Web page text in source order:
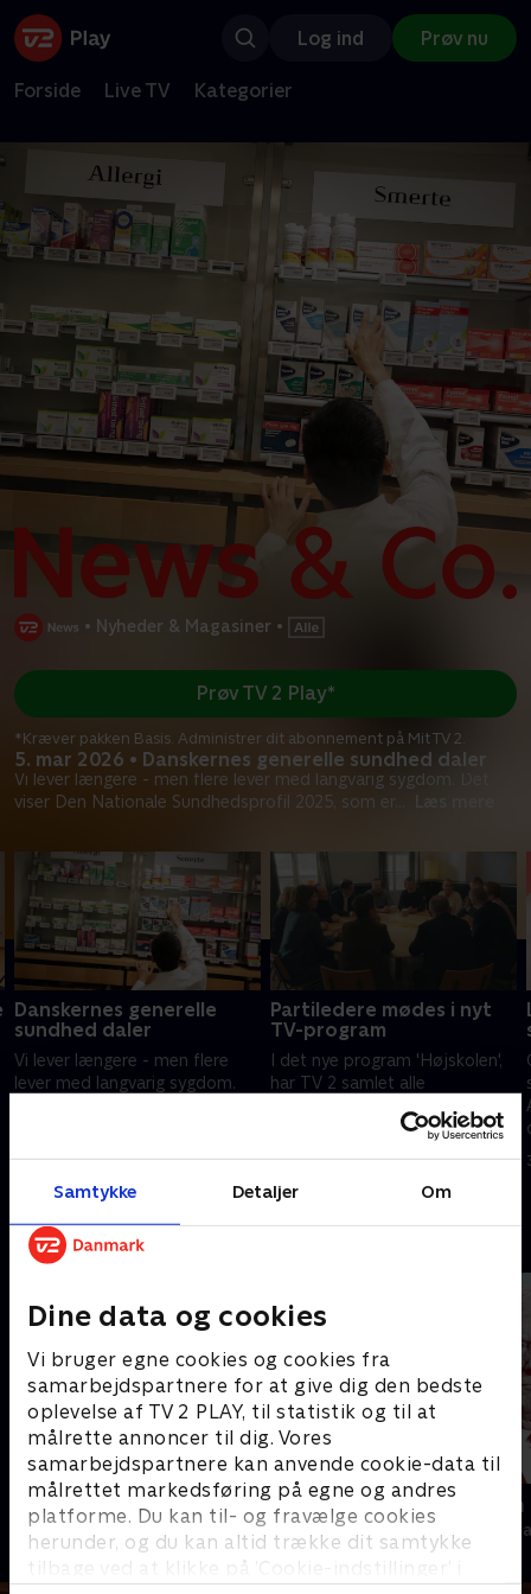
Samtykke Detaljer Om
Dine data og cookies
Vi bruger egne cookies og cookies fra
samarbejdspartnere for at give dig den bedste
oplevelse af TV 2 PLAY, til statistik og til at
målrette annoncer til dig. Vores
samarbejdspartnere kan anvende cookie-data til
målrettet markedsføring på egne og andres
platforme. Du kan til- og fravælge cookies
herunder, og du kan altid trække dit samtykke
tilbage ved at klikke på ’Cookie-indstillinger’ i
Log ind Prøv nu
Forside Live TV Kategorier
• Nyheder & Magasiner •
5. mar 2026 • Danskernes generelle sundhed daler
Vi lever længere - men flere lever med langvarig sygdom. Det
viser Den Nationale Sundhedsprofil 2025, som er... Læs mere
Prøv TV 2 Play*
*Kræver pakken Basis. Administrer dit abonnement på Mit TV 2.
Danskernes generelle
sundhed daler
Vi lever længere - men flere
lever med langvarig sygdom.
5. marts 2026 • 115 min
Partiledere mødes i nyt
TV-program
I det nye program 'Højskolen',
har TV 2 samlet alle
Ryslinge Højskole til politiske
4. marts 2026 • 115 min
Andre så også
Presselogen
Nyheder & Magasiner
Kampen om
Nyheder &